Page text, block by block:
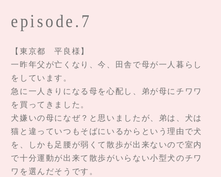
episode.7
【東京都 平良様】
一昨年父が亡くなり、今、田舎で母が一人暮らし
をしています。
急に一人きりになる母を心配し、弟が母にチワワ
を買ってきました。
犬嫌いの母になぜ？と思いましたが、弟は、犬は
猫と違っていつもそばにいるからという理由で犬
を、しかも足腰が弱くて散歩が出来ないので室内
で十分運動が出来て散歩がいらない小型犬のチワ
ワを選んだそうです。